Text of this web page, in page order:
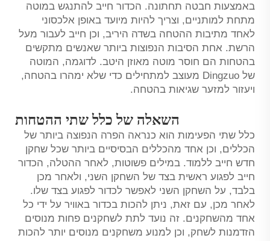
באמצעות חבטה תחתונה. הכדור חייב להתנגש במוטה
מתחת למותניים, וצריך להיות מיועד באופן אלכסוני
לאחד מתיבות ההטחה בשדה היריב, וכן חייב לעבור מעל
הרשת. אחת הסיבות הנפוצות ביותר שאנשים מתקשים
בהטחות הם חוסר מוטה מאוזן היטב. לדוגמה, המוטה
של Dingzuo מעוצב למתחילים כדי שלא ימהרו בהטחה,
ויעזור למזער שגיאות בהטחה.
השאלה של כלל שתי ההטחות
כלל שתי הפעימות הוא כנראה הפרה הנפוצה ביותר של
הכללים, וכן אחד מהכללים הבסיסיים ביותר שכל שחקן
חדש חייב ללמוד. במילים פשוטות, לאחר ההטלה, הכדור
חייב לפגוע ראשית בצד של השחקן השני, ולאחר מכן
בלבד, על השחקן השני לאפשר לכדור לפגוע בצד שלו.
לאחר מכן, עם זאת, ניתן להכות בכדור באוויר על ידי כל
אחד מהשחקנים. זה נועד לתת לשחקנים פחות מנוסים
הזדמנות לשחק, וכן למנוע משחקנים מנוסים יותר להכות